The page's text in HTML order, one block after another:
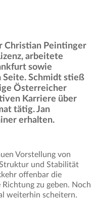
Christian Peintinger
arbeitete
sowie
Seite. Schmidt stieß
Österreicher
Karriere über
tätig. Jan
erhalten.
Vorstellung von
und Stabilität
offenbar die
zu geben. Noch
weiterhin scheitern.